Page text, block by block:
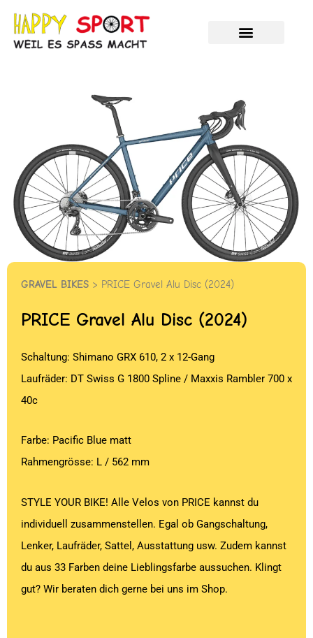
Inhalt
springen
GRAVEL BIKES > PRICE Gravel Alu Disc (2024)
PRICE Gravel Alu Disc (2024)
Schaltung: Shimano GRX 610, 2 x 12-Gang
Laufräder: DT Swiss G 1800 Spline / Maxxis Rambler 700 x
40c
Farbe: Pacific Blue matt
Rahmengrösse: L / 562 mm
STYLE YOUR BIKE! Alle Velos von PRICE kannst du
individuell zusammenstellen. Egal ob Gangschaltung,
Lenker, Laufräder, Sattel, Ausstattung usw. Zudem kannst
du aus 33 Farben deine Lieblingsfarbe aussuchen. Klingt
gut? Wir beraten dich gerne bei uns im Shop.